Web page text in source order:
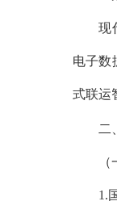
现代
电子数
式联运
二、
（一
1.国